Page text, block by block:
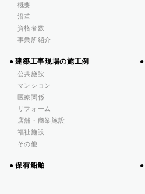
概要
沿革
資格者数
事業所紹介
建築工事現場の施工例
公共施設
マンション
医療関係
リフォーム
店舗・商業施設
福祉施設
その他
保有船舶